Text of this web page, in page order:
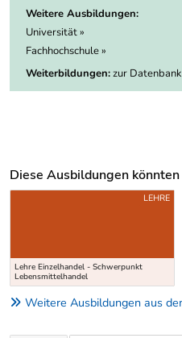
Weitere Ausbildungen:
Universität »
Fachhochschule »
Weiterbildungen:zur Datenbank
Diese Ausbildungen
Uber weitere
Lehre Einzelhandel - Schwerpunkt
Lebensmittelhandel
LEHRE
Weitere Ausbildungen aus